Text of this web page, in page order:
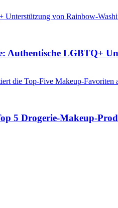
Authentische LGBTQ+
5 Drogerie-Makeup-